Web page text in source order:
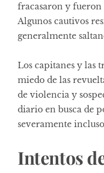
fracasaron y fueron
Algunos cautivos
generalmente
Los capitanes y las
miedo de las
de violencia y
diario en busca de
severamente
Intentos